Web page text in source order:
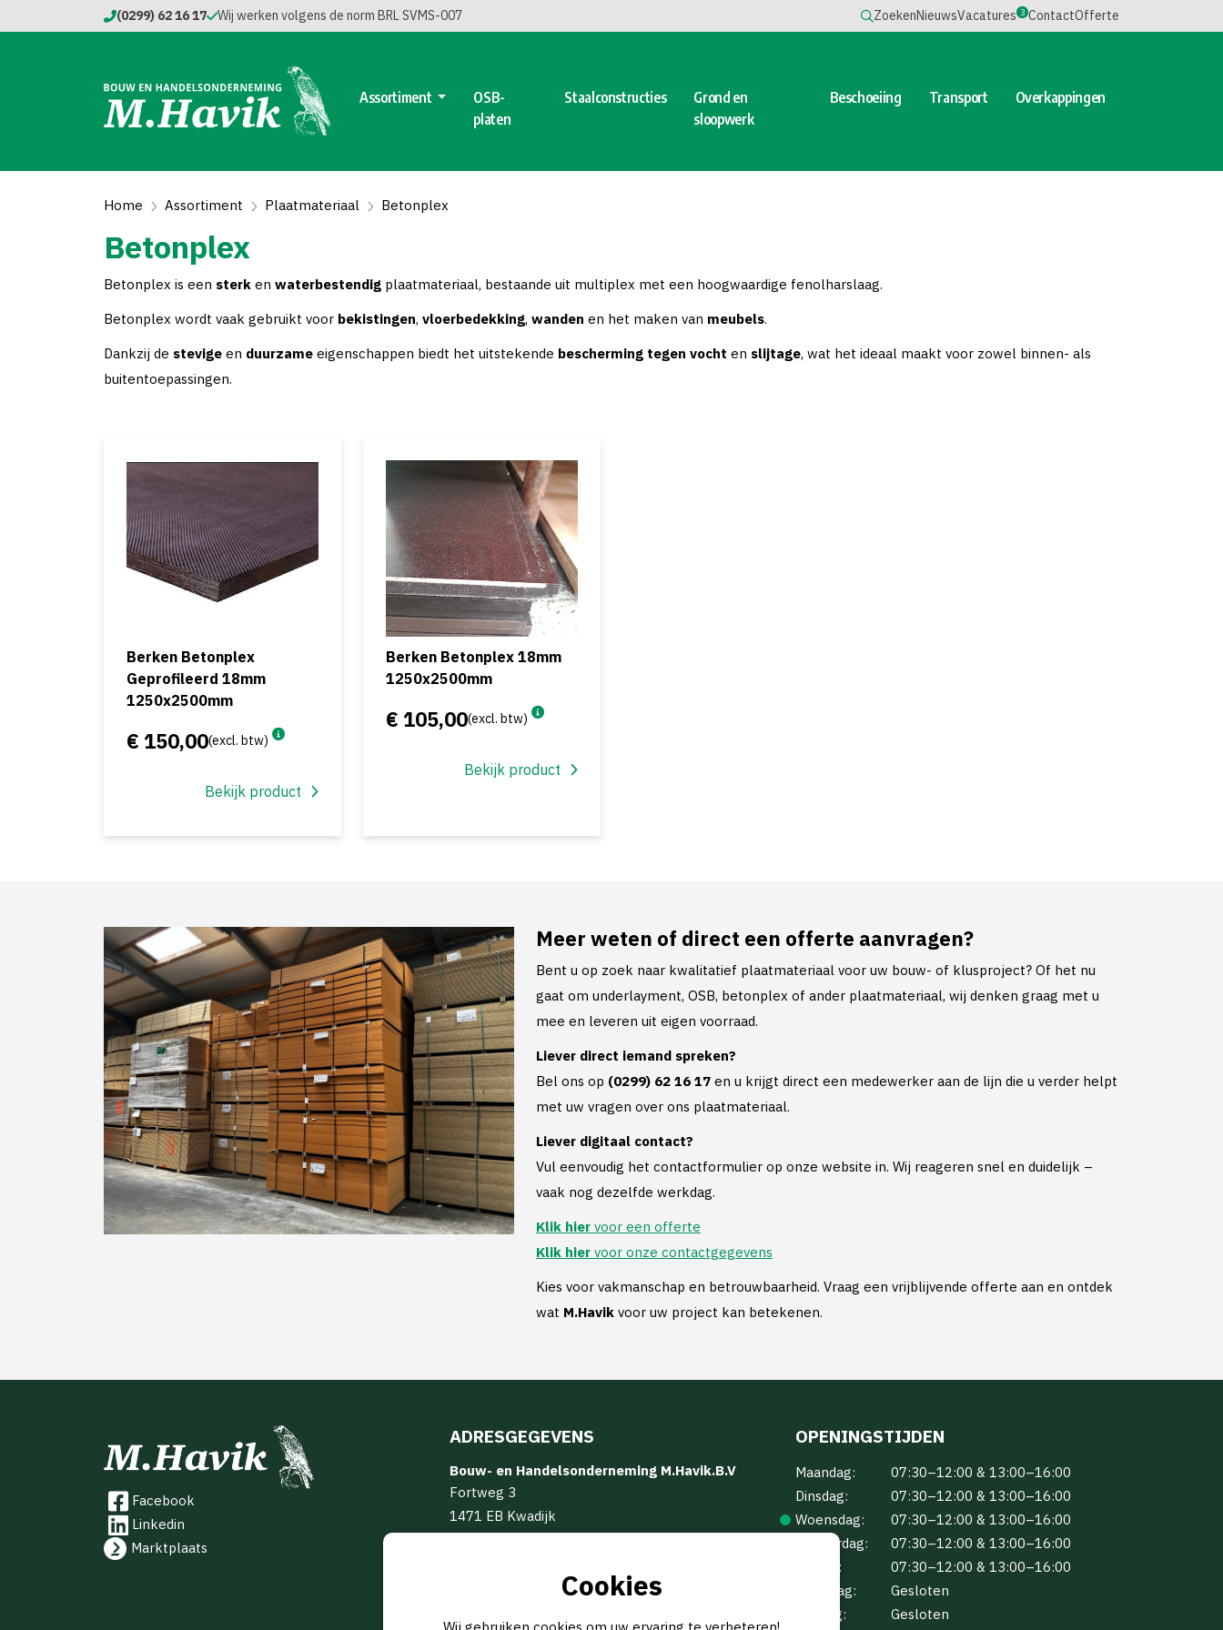
(0299) 62 16 17 Wij werken volgens de norm BRL SVMS-007 ZoekenNieuwsVacatures 3 ContactOfferte
Assortiment
OSB-
platen
Staalconstructies
Grond en
sloopwerk
Beschoeiing Transport Overkappingen
Home Assortiment Plaatmateriaal Betonplex
Betonplex
Betonplex is een sterk en waterbestendig plaatmateriaal, bestaande uit multiplex met een hoogwaardige fenolharslaag.
Betonplex wordt vaak gebruikt voor bekistingen, vloerbedekking, wanden en het maken van meubels.
Dankzij de stevige en duurzame eigenschappen biedt het uitstekende bescherming tegen vocht en slijtage, wat het ideaal maakt voor zowel binnen- als
buitentoepassingen.
Berken Betonplex
Geprofileerd 18mm
1250x2500mm
€ 150,00(excl. btw)
Bekijk product
Berken Betonplex 18mm
1250x2500mm
€ 105,00(excl. btw)
Bekijk product
Meer weten of direct een offerte aanvragen?
Bent u op zoek naar kwalitatief plaatmateriaal voor uw bouw- of klusproject? Of het nu
gaat om underlayment, OSB, betonplex of ander plaatmateriaal, wij denken graag met u
mee en leveren uit eigen voorraad.
Liever direct iemand spreken?
Bel ons op (0299) 62 16 17 en u krijgt direct een medewerker aan de lijn die u verder helpt
met uw vragen over ons plaatmateriaal.
Liever digitaal contact?
Vul eenvoudig het contactformulier op onze website in. Wij reageren snel en duidelijk –
vaak nog dezelfde werkdag.
Klik hier voor een offerte
Klik hier voor onze contactgegevens
Kies voor vakmanschap en betrouwbaarheid. Vraag een vrijblijvende offerte aan en ontdek
wat M.Havik voor uw project kan betekenen.
Facebook
Linkedin
Marktplaats
ADRESGEGEVENS
Bouw- en Handelsonderneming M.Havik.B.V
Fortweg 3
1471 EB Kwadijk
OPENINGSTIJDEN
Maandag:
07:30–12:00 & 13:00–16:00
Dinsdag:
07:30–12:00 & 13:00–16:00
Woensdag:
07:30–12:00 & 13:00–16:00
Donderdag:
07:30–12:00 & 13:00–16:00
Vrijdag:
07:30–12:00 & 13:00–16:00
Zaterdag:
Gesloten
Zondag:
Gesloten
Cookies